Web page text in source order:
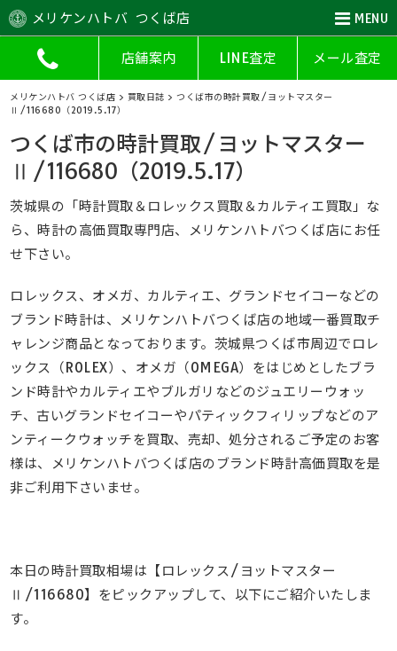
MENU
メリケンハトバ つくば店
店舗案内 LINE査定 メール査定
メリケンハトバ つくば店 > 買取日誌 >つくば市の時計買取/ヨットマスター
Ⅱ/116680（2019.5.17）
つくば市の時計買取/ヨットマスター
Ⅱ/116680（2019.5.17）
茨城県の「時計買取＆ロレックス買取＆カルティエ買取」な
ら、時計の高価買取専門店、メリケンハトバつくば店にお任
せ下さい。
ロレックス、オメガ、カルティエ、グランドセイコーなどの
ブランド時計は、メリケンハトバつくば店の地域一番買取チ
ャレンジ商品となっております。茨城県つくば市周辺でロレ
ックス（ROLEX）、オメガ（OMEGA）をはじめとしたブラ
ンド時計やカルティエやブルガリなどのジュエリーウォッ
チ、古いグランドセイコーやパティックフィリップなどのア
ンティークウォッチを買取、売却、処分されるご予定のお客
様は、メリケンハトバつくば店のブランド時計高価買取を是
非ご利用下さいませ。
本日の時計買取相場は【ロレックス/ヨットマスター
Ⅱ/116680】をピックアップして、以下にご紹介いたしま
す。